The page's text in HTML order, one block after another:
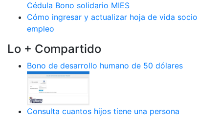
Cédula Bono solidario MIES
Cómo ingresar y actualizar hoja de vida socio
empleo
Lo + Compartido
Bono de desarrollo humano de 50 dólares
Consulta cuantos hijos tiene una persona